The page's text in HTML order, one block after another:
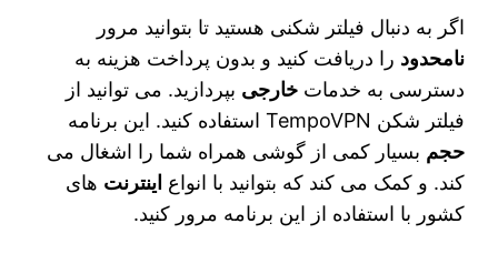
اگر به دنبال فیلتر شکنی هستید تا بتوانید مرور
نامحدود را دریافت کنید و بدون پرداخت هزینه به
دسترسی به خدماتخارجی بپردازید. می توانید از
فیلتر شکن TempoVPN استفاده کنید. این برنامه
حجم بسیار کمی از گوشی همراه شما را اشغال می‌
کند. و کمک می‌ کند که بتوانید با انواع اینترنت‌ های
کشور با استفاده از این برنامه مرور کنید.